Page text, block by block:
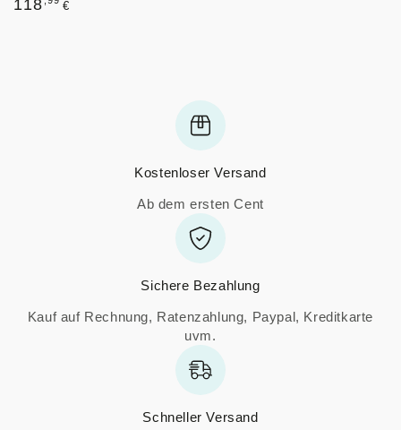
118 €
Kostenloser Versand
Ab dem ersten Cent
Sichere Bezahlung
Kauf auf Rechnung, Ratenzahlung, Paypal, Kreditkarte
uvm.
Schneller Versand